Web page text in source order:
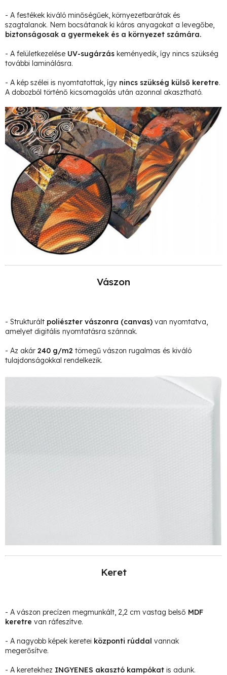
- A festékek kiváló minőségűek, környezetbarátak és
szagtalanok. Nem bocsátanak ki káros anyagokat a levegőbe,
biztonságosak a gyermekek és a környezet számára.
- A felületkezelése UV-sugárzás keményedik, így nincs szükség
további laminálásra.
- A kép szélei is nyomtatottak, így nincs szükség külső keretre.
A dobozból történő kicsomagolás után azonnal akasztható.
Vászon
- Strukturált poliészter vászonra (canvas) van nyomtatva,
amelyet digitális nyomtatásra szánnak.
- Az akár 240 g/m2 tömegű vászon rugalmas és kiváló
tulajdonságokkal rendelkezik.
Keret
- A vászon precízen megmunkált, 2,2 cm vastag belső MDF
keretre van ráfeszítve.
- A nagyobb képek keretei központi rúddal vannak
megerősítve.
- A keretekhez INGYENES akasztó kampókat is adunk.